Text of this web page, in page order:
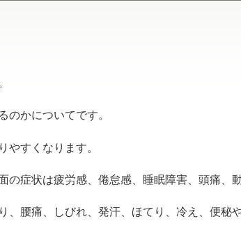
のかについてです。
やすくなります。
の症状は疲労感、倦怠感、睡眠障害、頭痛、
、腰痛、しびれ、発汗、ほてり、冷え、便秘